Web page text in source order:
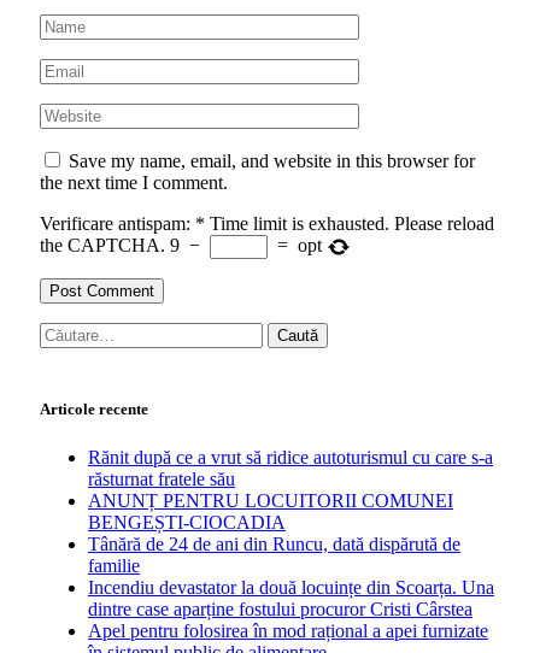
Save my name, email, and website in this browser for
the next time I comment.
Verificare antispam: * Time limit is exhausted. Please reload
the CAPTCHA. 9 − = opt
Caută
după:
Articole recente
Rănit după ce a vrut să ridice autoturismul cu care s-a
răsturnat fratele său
ANUNȚ PENTRU LOCUITORII COMUNEI
BENGEȘTI-CIOCADIA
Tânără de 24 de ani din Runcu, dată dispărută de
familie
Incendiu devastator la două locuințe din Scoarța. Una
dintre case aparține fostului procuror Cristi Cârstea
Apel pentru folosirea în mod rațional a apei furnizate